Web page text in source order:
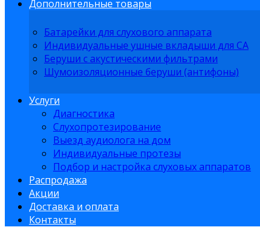
Дополнительные товары
Батарейки для слухового аппарата
Индивидуальные ушные вкладыши для СА
Беруши с акустическими фильтрами
Шумоизоляционные беруши (антифоны)
Услуги
Диагностика
Слухопротезирование
Выезд аудиолога на дом
Индивидуальные протезы
Подбор и настройка слуховых аппаратов
Распродажа
Акции
Доставка и оплата
Контакты